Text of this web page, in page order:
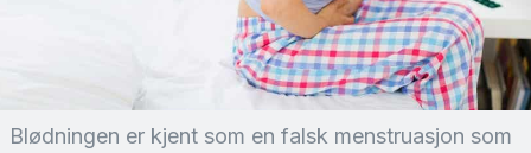
Blødningen er kjent som en falsk menstruasjon som